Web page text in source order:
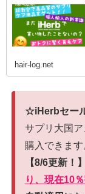
hair-log.net
☆iHerbセー
サプリ大国
購入できます
【8/6更新！】
り、現在10％